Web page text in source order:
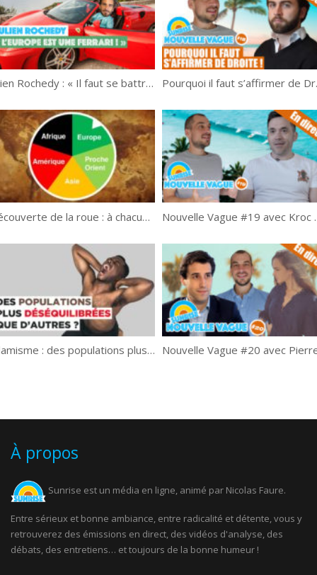
Julien Rochedy : « Il faut se battre pour sauver l’Europe ! » | Grand Entretien
Découverte de la roue : à chacun son tour Nouvelle
Islamisme : des populations plus « déséquilibrées » que d’autres ?
À propos
Sunrise est un média en ligne, animé par Nicolas Faure.
Entre sérieux et bonne ambiance, entre radicalité et détente, vous y
retrouverez des émissions en direct, des vidéos d'analyse, des
débats, des entretiens… et toujours de la bonne humeur !